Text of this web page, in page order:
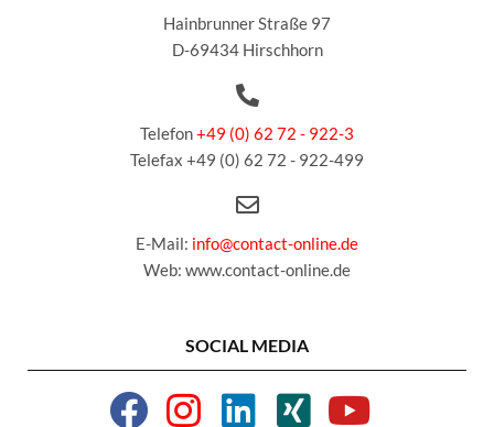
Hainbrunner Straße 97
D-69434 Hirschhorn
Telefon+49 (0) 62 72 - 922-3
Telefax +49 (0) 62 72 - 922-499
E-Mail: info@contact-online.de
Web: www.contact-online.de
SOCIAL MEDIA